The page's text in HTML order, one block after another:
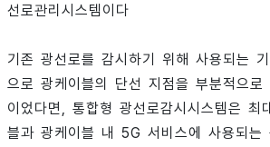
선로관리시스템이다
기존 광선로를 감시하기 위해 사용되는
으로 광케이블의 단선 지점을 부분적으
이었다면, 통합형 광선로감시시스템은 최
블과 광케이블 내 5G 서비스에 사용되는